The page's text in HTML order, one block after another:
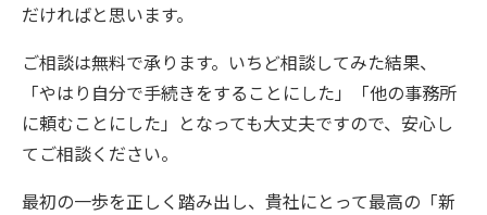
だければと思います。
ご相談は無料で承ります。いちど相談してみた結果、
「やはり自分で手続きをすることにした」「他の事務所
に頼むことにした」となっても大丈夫ですので、安心し
てご相談ください。
最初の一歩を正しく踏み出し、貴社にとって最高の「新